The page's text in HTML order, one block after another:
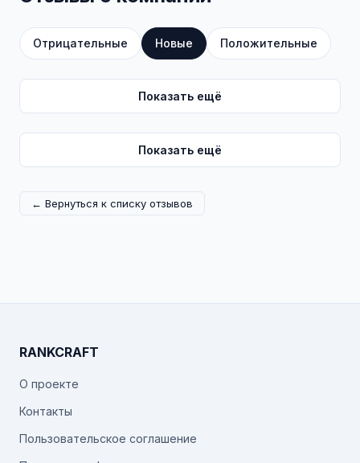
Отрицательные Новые Положительные
Показать ещё
Показать ещё
← Вернуться к списку отзывов
RANKCRAFT
О проекте
Контакты
Пользовательское соглашение